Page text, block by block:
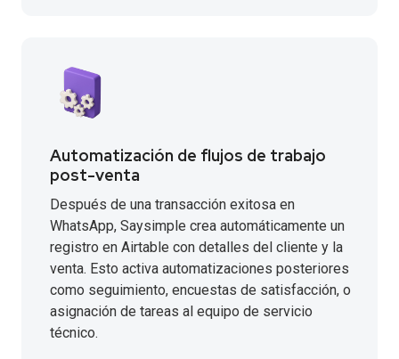
Automatización de flujos de trabajo
post-venta
Después de una transacción exitosa en
WhatsApp, Saysimple crea automáticamente un
registro en Airtable con detalles del cliente y la
venta. Esto activa automatizaciones posteriores
como seguimiento, encuestas de satisfacción, o
asignación de tareas al equipo de servicio
técnico.